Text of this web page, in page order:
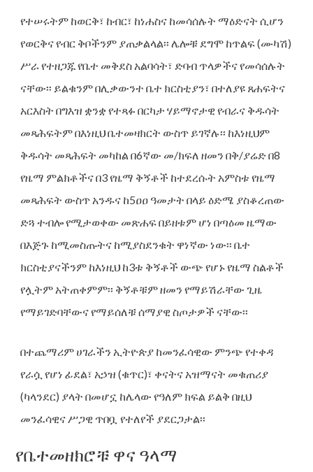
የተሠሩትም ከወርቅ፣ ከብር፣ ከነሐስና ከመሳሰሉት ማዕድናት ሲሆን
የወርቅና የብር ቅቦችንም ያጠቃልላል፡፡ ሌሎቹ ደግሞ ከጥልፍ (ሙካሽ)
ሥራ የተዘጋጁ የቤተ መቅደስ አልባሳት፣ ድባብ ጥላዎችና የመሳሰሉት
ናቸው፡፡ ይልቁንም በሊቃውንተ ቤተ ክርስቲያን፣ በተለያዩ ጸሐፍትና
አርእስት በግእዝ ቋንቋ የተጻፉ በርካታ ሃይማኖታዊ የብራና ቅዱሳት
መጻሕፍትም በእነዚህ ቤተመዛክርት ውስጥ ይገኛሉ፡፡ ከእነዚህም
ቅዱሳት መጻሕፍት መካከል በ6ኛው መ/ክፍለ ዘመን በቅ/ያሬድ በ8
የዜማ ምልክቶችና በ3 የዜማ ቅኝቶች ከተደረሱት አምስቱ የዜማ
መጻሕፍት ውስጥ አንዱና ከ5ዐዐ ዓመታት በላይ ዕድሜ ያስቆረጠው
ድጓ ተብሎ የሚታወቀው መጽሐፍ በይዘቱም ሆነ በጣዕመ ዜማው
በእጅጉ ከሚመስጡትና ከሚያስደንቁት ዋነኛው ነው፡፡ ቤተ
ክርስቲያናችንም ከእነዚህ ከ3ቱ ቅኝቶች ውጭ የሆኑ የዜማ ስልቶች
የሏትም አትጠቀምም፡፡ ቅኝቶቹም ዘመን የማይሽራቸው ጊዜ
የማይገድባቸውና የማይሰለቹ ሰማያዊ ስጦታዎች ናቸው፡፡
በተጨማሪም ሀገራችን ኢትዮጵያ ከመንፈሳዊው ምንጭ የተቀዳ
የራሷ የሆነ ፊደል፣ አኃዝ (ቁጥር)፣ ቀናትና አዝማናት መቁጠሪያ
(ካላንደር) ያላት በመሆኗ ከሌላው የዓለም ክፍል ይልቅ በዚህ
መንፈሳዊና ሥጋዊ ጥበቧ የተለየች ያደርጋታል፡፡
የቤተመዘክሮቹ ዋና ዓላማ